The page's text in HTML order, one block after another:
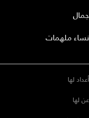
جمال
نساء ملهمات
أعداد لها
عن لها